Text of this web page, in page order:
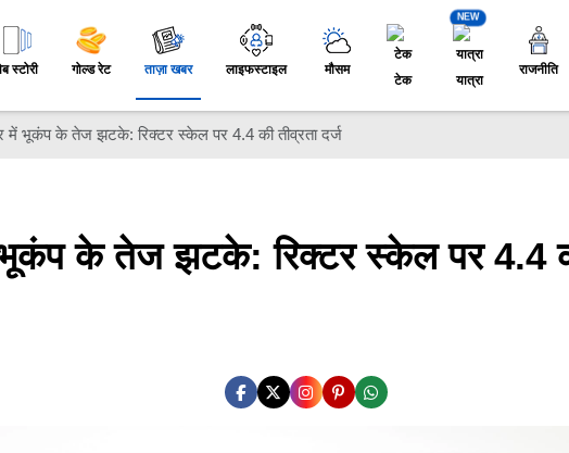
स्टोरी गोल्ड रेट ताज़ा खबर लाइफस्टाइल मौसम
टेक
NEW
यात्रा
राजनीति
में भूकंप के तेज झटके: रिक्टर स्केल पर 4.4 की तीव्रता दर्ज
भूकंप के तेज झटके: रिक्टर स्केल पर 4.4